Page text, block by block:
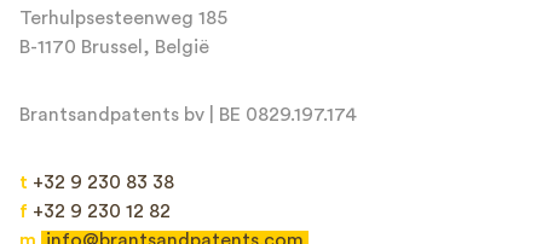
Terhulpsesteenweg 185
B-1170 Brussel, België
Brantsandpatents bv | BE 0829.197.174
t +32 9 230 83 38
f +32 9 230 12 82